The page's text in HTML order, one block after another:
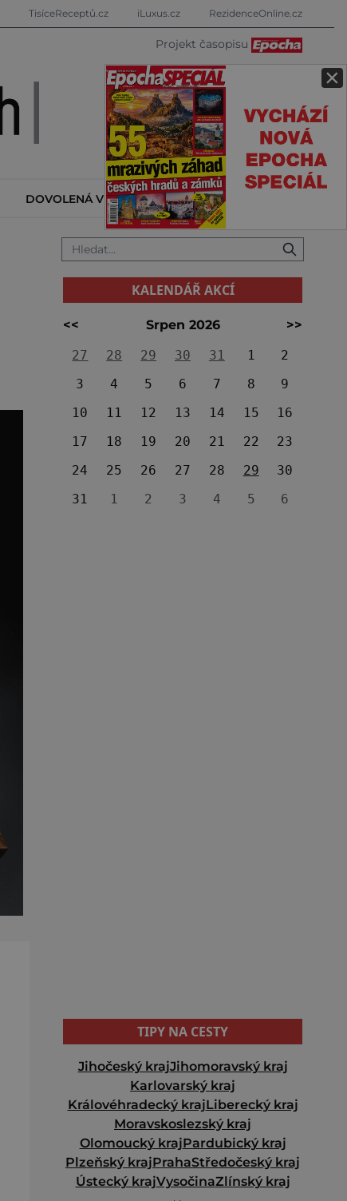
×
TisíceReceptů.cz iLuxus.cz RezidenceOnline.cz
Projekt časopisu
DOVOLENÁ V ZAHRANIČÍ KALENDÁŘ AKCÍ
KALENDÁŘ AKCÍ
<< Srpen 2026
>>
27
28 29 30 31 1
2
3
4 5 6 7 8
9
10
11 12 13 14 15
16
17
18 19 20 21 22
23
24
25 26 27 28 29
30
31
1 2 3 4 5 6
TIPY NA CESTY
Jihočeský krajJihomoravský kraj
Karlovarský kraj
Královéhradecký krajLiberecký kraj
Moravskoslezský kraj
Olomoucký krajPardubický kraj
Plzeňský krajPrahaStředočeský kraj
Ústecký krajVysočinaZlínský kraj